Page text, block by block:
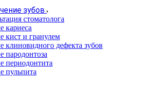
зубов
стоматолога
кариеса
кист и гранулем
клиновидного дефекта зубов
пародонтоза
периодонтита
пульпита